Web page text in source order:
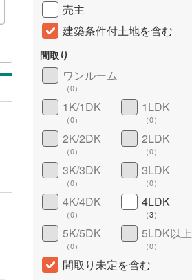
売主
建築条件付土地を含む
間取り
ワンルーム
（0）
1K/1DK
（0）
1LDK
（0）
2K/2DK
（0）
2LDK
（0）
3K/3DK
（0）
3LDK
（0）
4K/4DK
（0）
4LDK
（3）
5K/5DK
（0）
5LDK以上
（0）
間取り未定を含む
詳しく見る